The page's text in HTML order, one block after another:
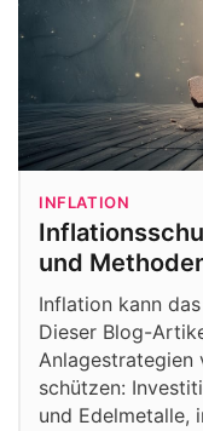
INFLATION
und
Inflation kann
Dieser Blog-
Anlagestrategien
schützen:
und Edelmetalle,